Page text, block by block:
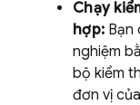
Chạy
hợp: Bạn
nghiệm
bộ kiểm
đơn vị